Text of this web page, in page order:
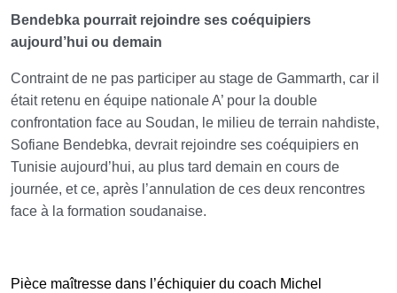
Bendebka pourrait rejoindre ses coéquipiers
aujourd’hui ou demain
Contraint de ne pas participer au stage de Gammarth, car il
était retenu en équipe nationale A’ pour la double
confrontation face au Soudan, le milieu de terrain nahdiste,
Sofiane Bendebka, devrait rejoindre ses coéquipiers en
Tunisie aujourd’hui, au plus tard demain en cours de
journée, et ce, après l’annulation de ces deux rencontres
face à la formation soudanaise.
Pièce maîtresse dans l’échiquier du coach Michel